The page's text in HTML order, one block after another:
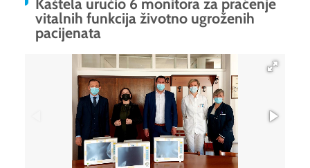
Kaštela uručio 6 monitora za praćenje
vitalnih funkcija životno ugroženih
pacijenata